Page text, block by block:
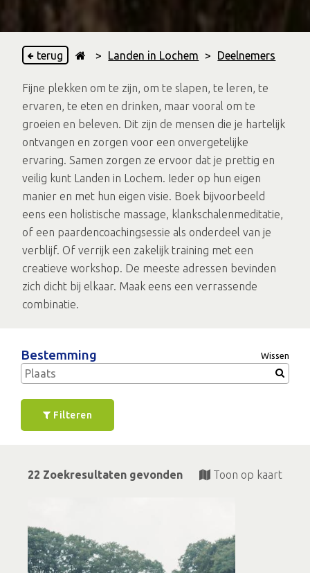
terug > Landen in Lochem > Deelnemers
Fijne plekken om te zijn, om te slapen, te leren, te
ervaren, te eten en drinken, maar vooral om te
groeien en beleven. Dit zijn de mensen die je hartelijk
ontvangen en zorgen voor een onvergetelijke
ervaring. Samen zorgen ze ervoor dat je prettig en
veilig kunt Landen in Lochem. Ieder op hun eigen
manier en met hun eigen visie. Boek bijvoorbeeld
eens een holistische massage, klankschalenmeditatie,
of een paardencoachingsessie als onderdeel van je
verblijf. Of verrijk een zakelijk training met een
creatieve workshop. De meeste adressen bevinden
zich dicht bij elkaar. Maak eens een verrassende
combinatie.
Bestemming Wissen
Filteren
22 Zoekresultaten gevonden Toon op kaart